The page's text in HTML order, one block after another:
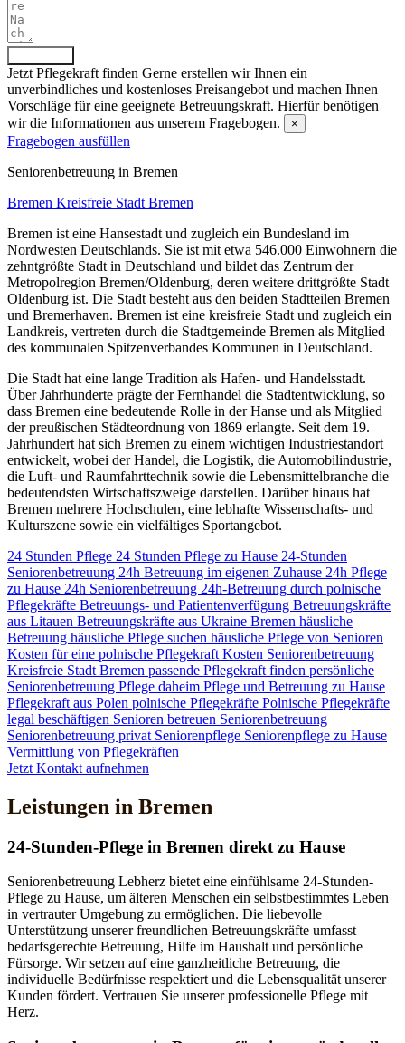
Jetzt Pflegekraft finden Gerne erstellen wir Ihnen ein
unverbindliches und kostenloses Preisangebot und machen Ihnen
Vorschläge für eine geeignete Betreuungskraft. Hierfür benötigen
wir die Informationen aus unserem Fragebogen.
×
Fragebogen ausfüllen
Senioren­betreuung in Bremen
Bremen Kreisfreie Stadt Bremen
Bremen ist eine Hansestadt und zugleich ein Bundesland im
Nordwesten Deutschlands. Sie ist mit etwa 546.000 Einwohnern die
zehntgrößte Stadt in Deutschland und bildet das Zentrum der
Metropolregion Bremen/Oldenburg, deren weitere drittgrößte Stadt
Oldenburg ist. Die Stadt besteht aus den beiden Stadtteilen Bremen
und Bremerhaven. Bremen ist eine kreisfreie Stadt und zugleich ein
Landkreis, vertreten durch die Stadtgemeinde Bremen als Mitglied
des kommunalen Spitzenverbandes Kommunen in Deutschland.
Die Stadt hat eine lange Tradition als Hafen- und Handelsstadt.
Über Jahrhunderte prägte der Fernhandel die Stadtentwicklung, so
dass Bremen eine bedeutende Rolle in der Hanse und als Mitglied
der preußischen Städteordnung von 1869 erlangte. Seit dem 19.
Jahrhundert hat sich Bremen zu einem wichtigen Industriestandort
entwickelt, wobei der Handel, die Logistik, die Automobilindustrie,
die Luft- und Raumfahrttechnik sowie die Lebensmittelbranche die
bedeutendsten Wirtschaftszweige darstellen. Darüber hinaus hat
Bremen mehrere Hochschulen, eine lebhafte Wissenschafts- und
Kulturszene sowie ein vielfältiges Sportangebot.
24 Stunden Pflege 24 Stunden Pflege zu Hause 24-Stunden
Seniorenbetreuung 24h Betreuung im eigenen Zuhause 24h Pflege
zu Hause 24h Seniorenbetreuung 24h-Betreuung durch polnische
Pflegekräfte Betreuungs- und Patientenverfügung Betreuungskräfte
aus Litauen Betreuungskräfte aus Ukraine Bremen häusliche
Betreuung häusliche Pflege suchen häusliche Pflege von Senioren
Kosten für eine polnische Pflegekraft Kosten Seniorenbetreuung
Kreisfreie Stadt Bremen passende Pflegekraft finden persönliche
Seniorenbetreuung Pflege daheim Pflege und Betreuung zu Hause
Pflegekraft aus Polen polnische Pflegekräfte Polnische Pflegekräfte
legal beschäftigen Senioren betreuen Seniorenbetreuung
Seniorenbetreuung privat Seniorenpflege Seniorenpflege zu Hause
Vermittlung von Pflegekräften
Jetzt Kontakt aufnehmen
Leistungen in Bremen
24-Stunden-Pflege in Bremen direkt zu Hause
Seniorenbetreuung Lebherz bietet eine einfühlsame 24-Stunden-
Pflege zu Hause, um älteren Menschen ein selbstbestimmtes Leben
in vertrauter Umgebung zu ermöglichen. Die liebevolle
Unterstützung unserer freundlichen Betreuungskräfte umfasst
bedarfsgerechte Betreuung, Hilfe im Haushalt und persönliche
Fürsorge. Wir setzen auf eine ganzheitliche Betreuung, die
individuelle Bedürfnisse respektiert und die Lebensqualität unserer
Kunden fördert. Vertrauen Sie unserer professionelle Pflege mit
Herz.